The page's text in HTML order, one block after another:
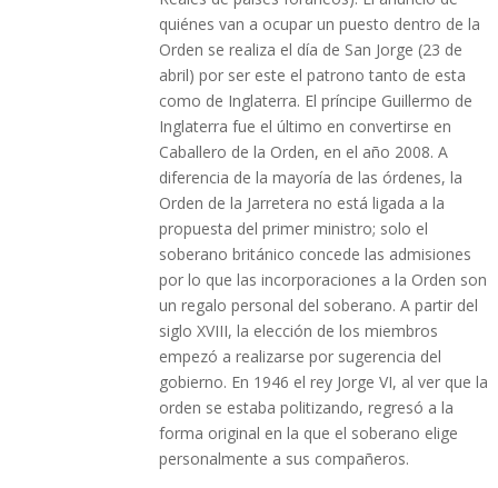
quiénes van a ocupar un puesto dentro de la
Orden se realiza el día de San Jorge (23 de
abril) por ser este el patrono tanto de esta
como de Inglaterra. El príncipe Guillermo de
Inglaterra fue el último en convertirse en
Caballero de la Orden, en el año 2008. A
diferencia de la mayoría de las órdenes, la
Orden de la Jarretera no está ligada a la
propuesta del primer ministro; solo el
soberano británico concede las admisiones
por lo que las incorporaciones a la Orden son
un regalo personal del soberano. A partir del
siglo XVIII, la elección de los miembros
empezó a realizarse por sugerencia del
gobierno. En 1946 el rey Jorge VI, al ver que la
orden se estaba politizando, regresó a la
forma original en la que el soberano elige
personalmente a sus compañeros.